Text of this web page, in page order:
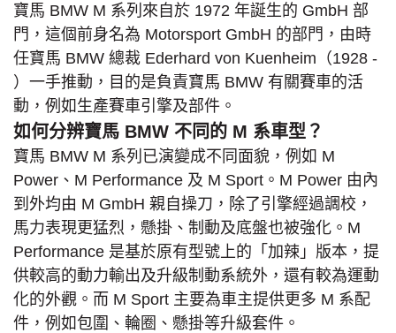
寶馬 BMW M 系列來自於 1972 年誕生的 GmbH 部
門，這個前身名為 Motorsport GmbH 的部門，由時
任寶馬 BMW 總裁 Ederhard von Kuenheim（1928 -
）一手推動，目的是負責寶馬 BMW 有關賽車的活
動，例如生產賽車引擎及部件。
如何分辨寶馬 BMW 不同的 M 系車型？
寶馬 BMW M 系列已演變成不同面貌，例如 M
Power、M Performance 及 M Sport。M Power 由內
到外均由 M GmbH 親自操刀，除了引擎經過調校，
馬力表現更猛烈，懸掛、制動及底盤也被強化。M
Performance 是基於原有型號上的「加辣」版本，提
供較高的動力輸出及升級制動系統外，還有較為運動
化的外觀。而 M Sport 主要為車主提供更多 M 系配
件，例如包圍、輪圈、懸掛等升級套件。